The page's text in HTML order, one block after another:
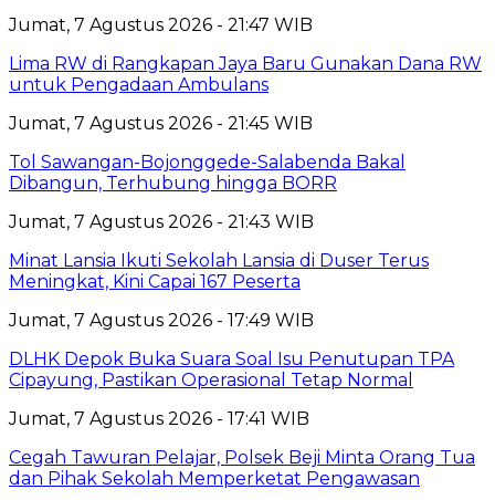
Jumat, 7 Agustus 2026 - 21:47 WIB
Lima RW di Rangkapan Jaya Baru Gunakan Dana RW
untuk Pengadaan Ambulans
Jumat, 7 Agustus 2026 - 21:45 WIB
Tol Sawangan-Bojonggede-Salabenda Bakal
Dibangun, Terhubung hingga BORR
Jumat, 7 Agustus 2026 - 21:43 WIB
Minat Lansia Ikuti Sekolah Lansia di Duser Terus
Meningkat, Kini Capai 167 Peserta
Jumat, 7 Agustus 2026 - 17:49 WIB
DLHK Depok Buka Suara Soal Isu Penutupan TPA
Cipayung, Pastikan Operasional Tetap Normal
Jumat, 7 Agustus 2026 - 17:41 WIB
Cegah Tawuran Pelajar, Polsek Beji Minta Orang Tua
dan Pihak Sekolah Memperketat Pengawasan